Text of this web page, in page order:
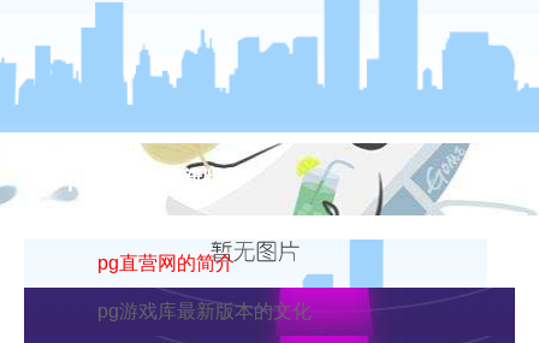
关于pg游戏库最新版本
pg直营网的简介
pg游戏库最新版本的文化